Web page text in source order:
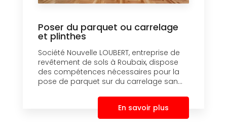
Poser du parquet ou carrelage
et plinthes
Société Nouvelle LOUBERT, entreprise de
revêtement de sols à Roubaix, dispose
des compétences nécessaires pour la
pose de parquet sur du carrelage san...
En savoir plus